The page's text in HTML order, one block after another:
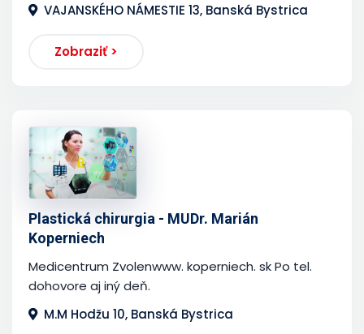
VAJANSKÉHO NÁMESTIE 13, Banská Bystrica
Zobraziť >
Plastická chirurgia - MUDr. Marián
Koperniech
Medicentrum Zvolenwww. koperniech. sk Po tel.
dohovore aj iný deň.
M.M Hodžu 10, Banská Bystrica